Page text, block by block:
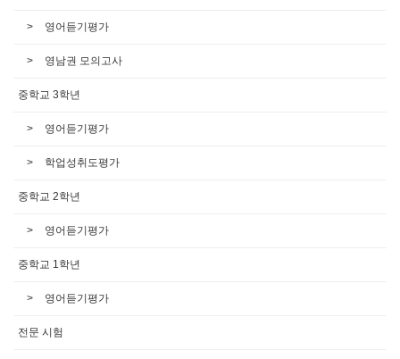
영어듣기평가
영남권 모의고사
중학교 3학년
영어듣기평가
학업성취도평가
중학교 2학년
영어듣기평가
중학교 1학년
영어듣기평가
전문 시험